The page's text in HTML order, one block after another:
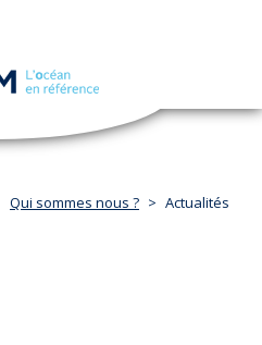
navigation
Qui sommes nous ? Actualités